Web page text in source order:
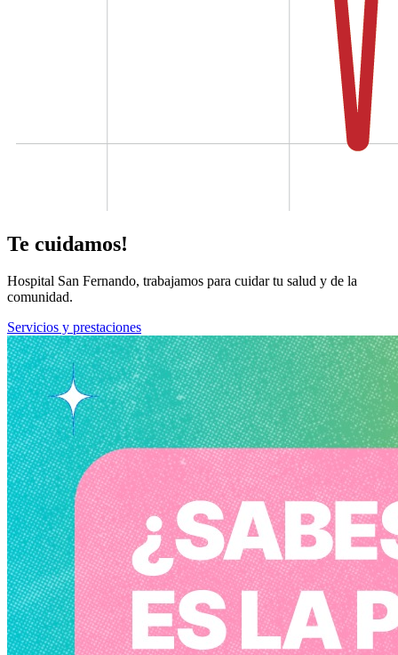
Te cuidamos!
Hospital San Fernando, trabajamos para cuidar tu salud y de la
comunidad.
Servicios y prestaciones